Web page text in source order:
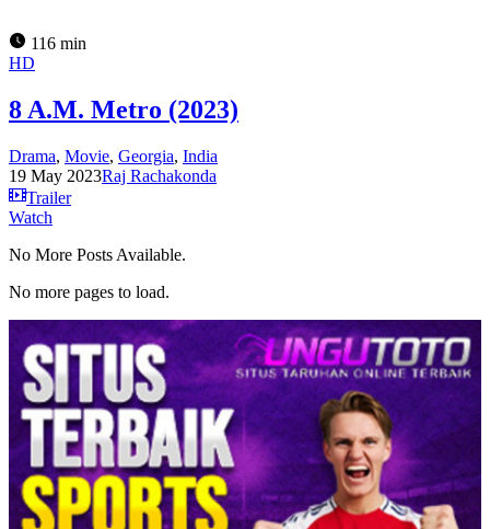
116 min
HD
8 A.M. Metro (2023)
Drama, Movie, Georgia, India
19 May 2023Raj Rachakonda
Trailer
Watch
No More Posts Available.
No more pages to load.